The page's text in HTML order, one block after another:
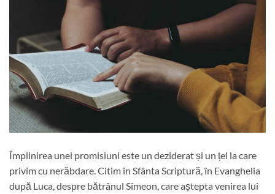
Împlinirea unei promisiuni este un deziderat și un țel la care
privim cu nerăbdare. Citim in Sfânta Scriptură, în Evanghelia
după Luca, despre bătrânul Simeon, care aștepta venirea lui